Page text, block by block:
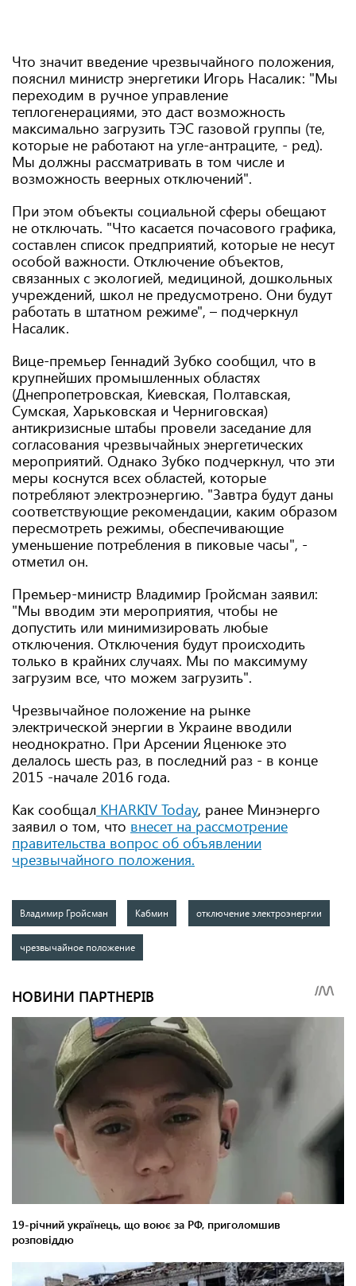
Что значит введение чрезвычайного положения,
пояснил министр энергетики Игорь Насалик: "Мы
переходим в ручное управление
теплогенерациями, это даст возможность
максимально загрузить ТЭС газовой группы (те,
которые не работают на угле-антраците, - ред).
Мы должны рассматривать в том числе и
возможность веерных отключений".
При этом объекты социальной сферы обещают
не отключать. "Что касается почасового графика,
составлен список предприятий, которые не несут
особой важности. Отключение объектов,
связанных с экологией, медициной, дошкольных
учреждений, школ не предусмотрено. Они будут
работать в штатном режиме", – подчеркнул
Насалик.
Вице-премьер Геннадий Зубко сообщил, что в
крупнейших промышленных областях
(Днепропетровская, Киевская, Полтавская,
Сумская, Харьковская и Черниговская)
антикризисные штабы провели заседание для
согласования чрезвычайных энергетических
мероприятий. Однако Зубко подчеркнул, что эти
меры коснутся всех областей, которые
потребляют электроэнергию. "Завтра будут даны
соответствующие рекомендации, каким образом
пересмотреть режимы, обеспечивающие
уменьшение потребления в пиковые часы", -
отметил он.
Премьер-министр Владимир Гройсман заявил:
"Мы вводим эти мероприятия, чтобы не
допустить или минимизировать любые
отключения. Отключения будут происходить
только в крайних случаях. Мы по максимуму
загрузим все, что можем загрузить".
Чрезвычайное положение на рынке
электрической энергии в Украине вводили
неоднократно. При Арсении Яценюке это
делалось шесть раз, в последний раз - в конце
2015 -начале 2016 года.
Как сообщал KHARKIV Today, ранее Минэнерго
заявил о том, что внесет на рассмотрение
правительства вопрос об объявлении
чрезвычайного положения.
Владимир Гройсман Кабмин отключение электроэнергии
чрезвычайное положение